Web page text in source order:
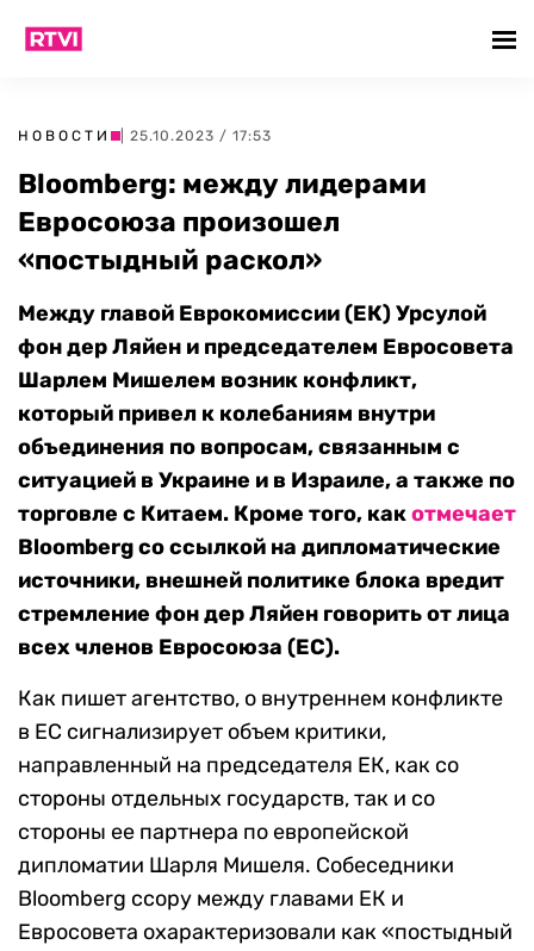
НОВОСТИ | 25.10.2023 / 17:53
Bloomberg: между лидерами
Евросоюза произошел
«постыдный раскол»
Между главой Еврокомиссии (ЕК) Урсулой
фон дер Ляйен и председателем Евросовета
Шарлем Мишелем возник конфликт,
который привел к колебаниям внутри
объединения по вопросам, связанным с
ситуацией в Украине и в Израиле, а также по
торговле с Китаем. Кроме того, какотмечает
Bloomberg со ссылкой на дипломатические
источники, внешней политике блока вредит
стремление фон дер Ляйен говорить от лица
всех членов Евросоюза (ЕС).
Как пишет агентство, о внутреннем конфликте
в ЕС сигнализирует объем критики,
направленный на председателя ЕК, как со
стороны отдельных государств, так и со
стороны ее партнера по европейской
дипломатии Шарля Мишеля. Собеседники
Bloomberg ссору между главами ЕК и
Евросовета охарактеризовали как «постыдный